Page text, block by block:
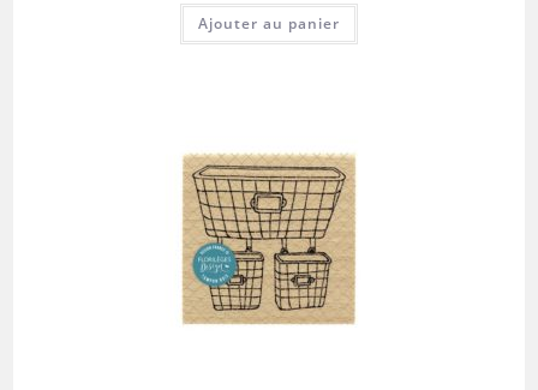
Ajouter au panier